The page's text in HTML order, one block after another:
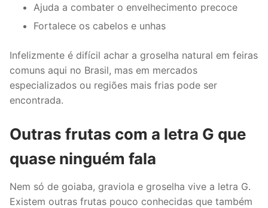
Ajuda a combater o envelhecimento precoce
Fortalece os cabelos e unhas
Infelizmente é difícil achar a groselha natural em feiras
comuns aqui no Brasil, mas em mercados
especializados ou regiões mais frias pode ser
encontrada.
Outras frutas com a letra G que
quase ninguém fala
Nem só de goiaba, graviola e groselha vive a letra G.
Existem outras frutas pouco conhecidas que também